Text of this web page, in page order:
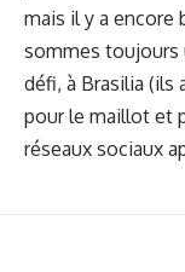
mais il y a encore
sommes toujours
défi, à Brasilia (ils
pour le maillot et
réseaux sociaux